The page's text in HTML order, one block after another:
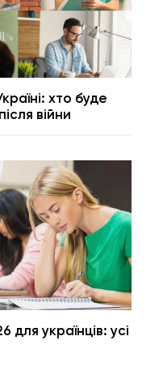
хто буде
війни
для українців: усі